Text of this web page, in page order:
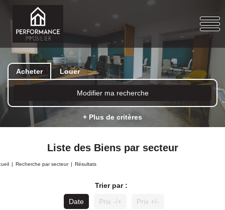
Acheter Louer
Modifier ma recherche
+ Plus de critères
Liste des Biens par secteur
Recherche par secteur Résultats
Trier par :
Date
Prix -/+ Prix +/-